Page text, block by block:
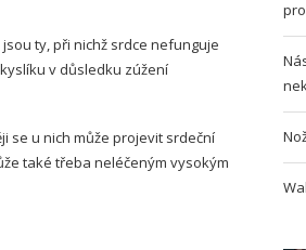
ty, při nichž srdce nefunguje
v důsledku zúžení
se u nich může projevit srdeční
také třeba neléčeným vysokým